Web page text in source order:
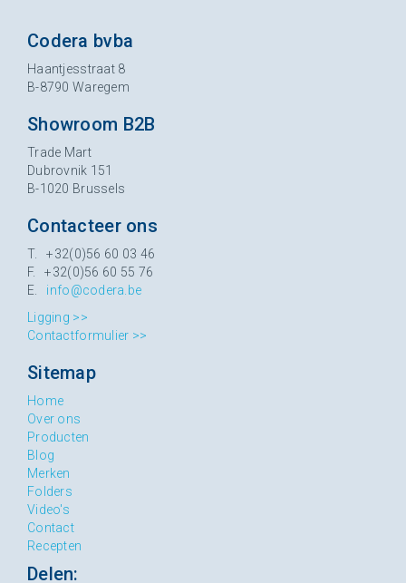
Codera bvba
Haantjesstraat 8
B-8790 Waregem
Showroom B2B
Trade Mart
Dubrovnik 151
B-1020 Brussels
Contacteer ons
T. +32(0)56 60 03 46
F. +32(0)56 60 55 76
E. info@codera.be
Ligging >>
Contactformulier >>
Sitemap
Home
Over ons
Producten
Blog
Merken
Folders
Video's
Contact
Recepten
Delen: